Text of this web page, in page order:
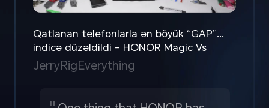
Qatlanan telefonlarla ən böyük “GAP”...
indicə düzəldildi – HONOR Magic Vs
JerryRigEverything